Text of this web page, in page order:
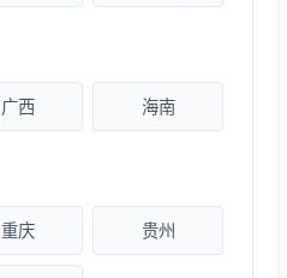
广西 海南
重庆 贵州